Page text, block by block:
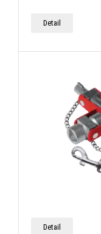
Detail
Detail